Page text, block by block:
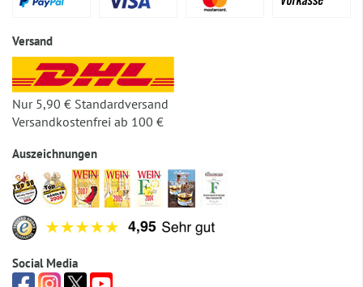
Versand
Nur 5,90 € Standardversand
Versandkostenfrei ab 100 €
Auszeichnungen
Social Media